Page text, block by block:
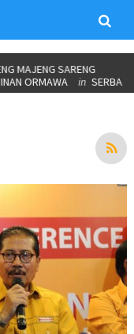
MAJENG SARENG
ORMAWA
in SERBA